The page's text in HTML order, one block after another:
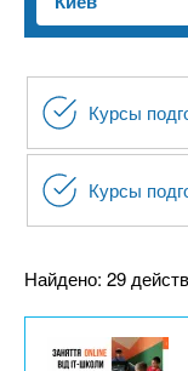
n
t
s
.
i
х
з
а
е
е
и
й
Курсы
Курсы
Найдено: 29